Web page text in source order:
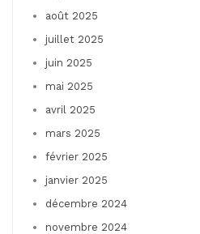
août 2025
juillet 2025
juin 2025
mai 2025
avril 2025
mars 2025
février 2025
janvier 2025
décembre 2024
novembre 2024